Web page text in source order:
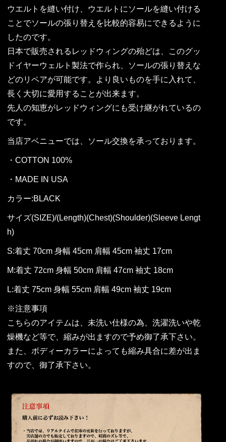
ウエルトを縫い付け、ウエルトにソールを縫い付ける
ことでソールの張り替えを比較的容易にできるように
したのです。
日本で販売されるレッドウィングの殆どは、このグッ
ドイヤーウェルト製法で作られ、ソールの張り替えな
どのリペアが可能です。より良いものを手に入れて、
長く大切に愛用することが出来ます。
先人の知恵がレッドウィングにも受け継がれているの
です。
当店アベニューでは、ソール交換を承っております。
・COTTON 100%
・MADE IN USA
カラー:BLACK
サイズ(SIZE)/(Length)(Chest)(Shoulder)(Sleeve Lengt
h)
S:着丈 70cm 身幅 45cm 肩幅 45cm 袖丈 17cm
M:着丈 72cm 身幅 50cm 肩幅 47cm 袖丈 18cm
L:着丈 75cm 身幅 55cm 肩幅 49cm 袖丈 19cm
※注意事項
こちらのアイテムは、未洗い仕様の為、洗濯洗いや乾
燥機など等で、縮みが出ますので予め御了承下さい。
また、ボディーカラーによっても縮み具合に差が出ま
すので、御了承下さい。